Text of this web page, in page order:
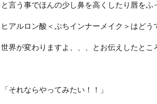
と言う事でほんの少し鼻を高くしたり唇をふ
ヒアルロン酸＜ぷちインナーメイク＞はどう
世界が変わりますよ、、、とお伝えしたとこ
「それならやってみたい！！」